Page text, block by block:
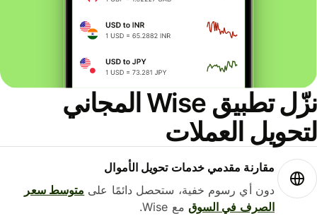
نزّل تطبيق Wise المجاني
العملات
مقارنة مقدمي خدمات تحويل الأموال
دون أي رسوم خفية، ستحصل دائمًا علىمتوسط ​​سعر
الصرف في السوقمع Wise.